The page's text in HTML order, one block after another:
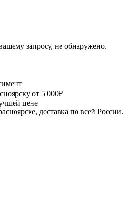
запросу, не обнаружено.
от 5 000₽
цене
доставка по всей России.